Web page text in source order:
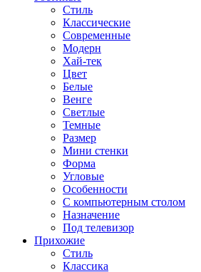
Стиль
Классические
Современные
Модерн
Хай-тек
Цвет
Белые
Венге
Светлые
Темные
Размер
Мини стенки
Форма
Угловые
Особенности
С компьютерным столом
Назначение
Под телевизор
Прихожие
Стиль
Классика